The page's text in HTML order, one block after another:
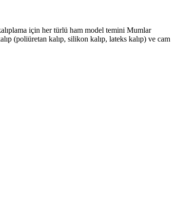
için her türlü ham model temini Mumlar
(poliüretan kalıp, silikon kalıp, lateks kalıp) ve cam